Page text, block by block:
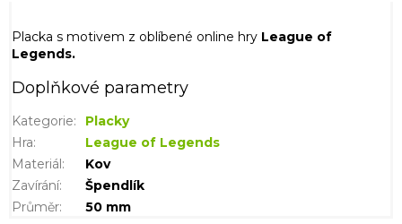
Placka s motivem z oblíbené online hry League of
Legends.
Doplňkové parametry
Kategorie:
Placky
Hra:
League of Legends
Materiál:
Kov
Zavírání:
Špendlík
Průměr: 50 mm